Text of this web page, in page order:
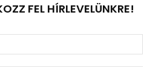
FEL HÍRLEVELÜNKRE!